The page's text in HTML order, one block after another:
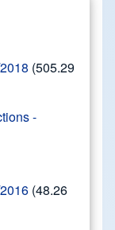
(505.29
-
(48.26